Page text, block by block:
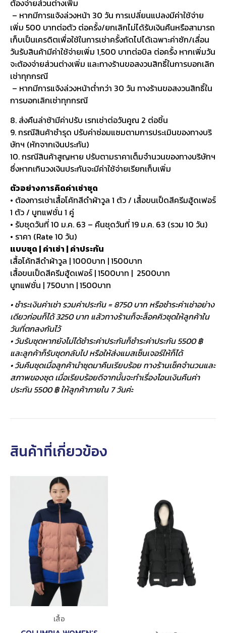
ต้องจ่ายส่วนต่างเพิ่ม
– หากมีการแจ้งล่วงหน้า 30 วัน การเปลี่ยนแปลงมีค่าใช้จ่าย
เพิ่ม 500 บาทต่อตัว ต่อครั้ง/ยกเลิกไม่ได้รับเงินคืนหรือสามารถ
เก็บเป็นเครดิตเพื่อใช้ในการเช่าครั้งถัดไปได้เฉพาะค่าซัก/เลื่อน
วันรับสินค้ามีค่าใช้จ่ายเพิ่ม 1,500 บาทต่อบิล ต่อครั้ง หากเพิ่มวัน
จะต้องจ่ายส่วนต่างเพิ่ม และทางร้านขอสงวนสิทธิ์ในการบอกเลิก
เช่าทุกกรณี
– หากมีการแจ้งล่วงหน้าต่ำกว่า 30 วัน ทางร้านขอสงวนสิทธิ์ใน
การบอกเลิกเช่าทุกกรณี
8. ส่งคืนล่าช้ามีค่าปรับ เรทเช่าต่อวันคูณ 2 ต่อชิ้น
9. กรณีสินค้าชำรุด ปรับค่าซ่อมแซมตามการประเมินของทางบริ
ษัทฯ (หักจากเงินประกัน)
10. กรณีสินค้าสูญหาย ปรับตามราคาเต็มจำนวนของทางบริษัทฯ
ซึ่งหากเกินวงเงินประกันจะมีค่าใช้จ่ายเรียกเก็บเพิ่ม
ตัวอย่างการคิดค่าเช่าชุด
• ต้องการเช่าเสื้อโค้ทสีดำผ้าวูล 1 ตัว / เสื้อขนเป็ดสีครีมฮู้ดเฟอร์
1 ตัว / บูทแฟชั่น 1 คู่
• รับชุดวันที่ 10 ม.ค. 63 – คืนชุดวันที่ 19 ม.ค. 63 (รวม 10 วัน)
• ราคา (Rate 10 วัน)
แบบชุด | ค่าเช่า | ค่าประกัน
เสื้อโค้ทสีดำผ้าวูล | 1000บาท | 1500บาท
เสื้อขนเป็ดสีครีมฮู้ดเฟอร์ | 1500บาท | 2500บาท
บูทแฟชั่น | 750บาท | 1500บาท
• ชำระเงินค่าเช่า รวมค่าประกัน = 8750 บาท หรือชำระค่าเช่าอย่าง
เดียวก่อนก็ได้ 3250 บาท แล้วทางร้านก็จะล็อคคิวชุดให้ลูกค้าใน
วันที่ตกลงกันไว้
• วันรับชุดหากยังไม่ได้ชำระค่าประกันก็ชำระค่าประกัน 5500 ฿
และลูกค้าก็รับชุดกลับไป หรือให้ส่งแมสเซ็นเจอร์ให้ก็ได้
• วันคืนชุดเมื่อลูกค้านำชุดมาคืนเรียบร้อย ทางร้านเช็คจำนวนและ
สภาพของชุด เมื่อเรียบร้อยดีจากนั้นจะทำเรื่องโอนเงินคืนค่า
ประกัน 5500 ฿ ให้ลูกค้าภายใน 7 วันค่ะ
สินค้าที่เกี่ยวข้อง
เสื้อ